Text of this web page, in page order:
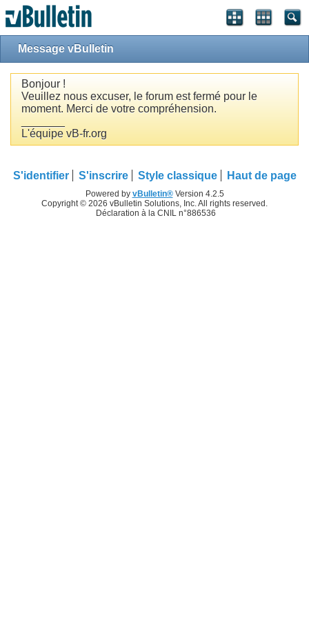
Message vBulletin
Bonjour !
Veuillez nous excuser, le forum est fermé pour le
moment. Merci de votre compréhension.
L'équipe vB-fr.org
S'identifier S'inscrire Style classique Haut de page
Powered by vBulletin®Version 4.2.5
Copyright © 2026 vBulletin Solutions, Inc. All rights reserved.
Déclaration à la CNIL n°886536